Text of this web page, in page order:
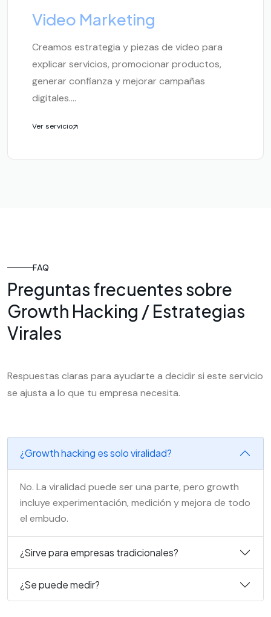
Video Marketing
Creamos estrategia y piezas de video para
explicar servicios, promocionar productos,
generar confianza y mejorar campañas
digitales....
Ver servicio
FAQ
Preguntas frecuentes sobre
Growth Hacking / Estrategias
Virales
Respuestas claras para ayudarte a decidir si este servicio
se ajusta a lo que tu empresa necesita.
¿Growth hacking es solo viralidad?
No. La viralidad puede ser una parte, pero growth
incluye experimentación, medición y mejora de todo
el embudo.
¿Sirve para empresas tradicionales?
¿Se puede medir?